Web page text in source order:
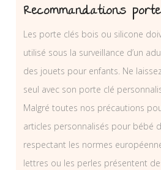
Recommandations
Les porte clés bois ou silicone
utilisé sous la surveillance d’un
des jouets pour enfants. Ne
seul avec son porte clé
Malgré toutes nos précautions
articles personnalisés pour bébé
respectant les normes
lettres ou les perles présentent